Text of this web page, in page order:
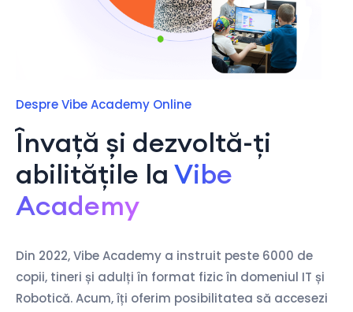
Despre Vibe Academy Online
Învață și dezvoltă-ți
abilitățile la Vibe
Academy
Din 2022, Vibe Academy a instruit peste 6000 de
copii, tineri și adulți în format fizic în domeniul IT și
Robotică. Acum, îți oferim posibilitatea să accesezi